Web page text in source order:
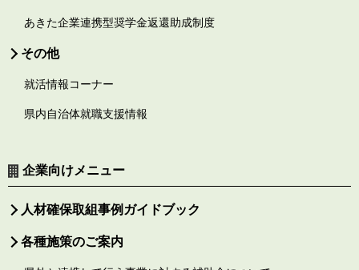
あきた企業連携型奨学金返還助成制度
その他
就活情報コーナー
県内自治体就職支援情報
企業向けメニュー
人材確保取組事例ガイドブック
各種施策のご案内